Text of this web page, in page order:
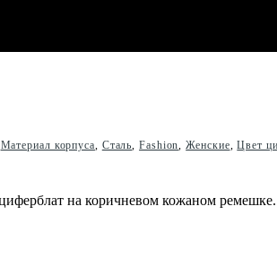
Материал корпуса, Сталь,Fashion,Женские,Цвет